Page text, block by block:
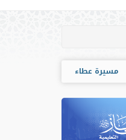
مسيرة عطاء